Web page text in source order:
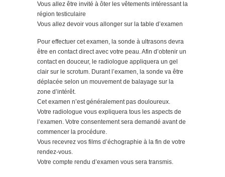
Vous allez être invité à ôter les vêtements intéressant la
région testiculaire
Vous allez devoir vous allonger sur la table d’examen
Pour effectuer cet examen, la sonde à ultrasons devra
être en contact direct avec votre peau. Afin d’obtenir un
contact en douceur, le radiologue appliquera un gel
clair sur le scrotum. Durant l’examen, la sonde va être
déplacée selon un mouvement de balayage sur la
zone d’intérêt.
Cet examen n’est généralement pas douloureux.
Votre radiologue vous expliquera tous les aspects de
l’examen. Votre consentement sera demandé avant de
commencer la procédure.
Vous recevrez vos films d’échographie à la fin de votre
rendez-vous.
Votre compte rendu d’examen vous sera transmis.